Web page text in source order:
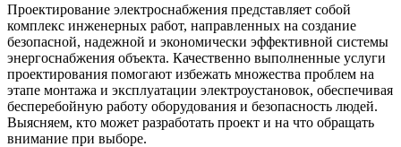
Проектирование электроснабжения представляет собой
комплекс инженерных работ, направленных на создание
безопасной, надежной и экономически эффективной системы
энергоснабжения объекта. Качественно выполненные услуги
проектирования помогают избежать множества проблем на
этапе монтажа и эксплуатации электроустановок, обеспечивая
бесперебойную работу оборудования и безопасность людей.
Выясняем, кто может разработать проект и на что обращать
внимание при выборе.